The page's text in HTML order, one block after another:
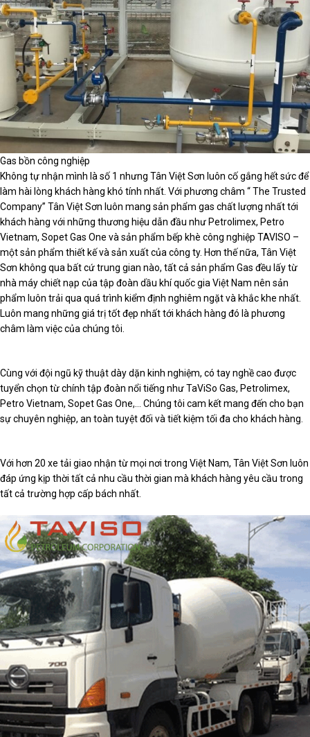
Gas bồn công nghiệp
Không tự nhận mình là số 1 nhưng Tân Việt Sơn luôn cố gắng hết sức để
làm hài lòng khách hàng khó tính nhất. Với phương châm “ The Trusted
Company” Tân Việt Sơn luôn mang sản phẩm gas chất lượng nhất tới
khách hàng với những thương hiệu dẫn đầu như Petrolimex, Petro
Vietnam, Sopet Gas One và sản phẩm bếp khè công nghiệp TAVISO –
một sản phẩm thiết kế và sản xuất của công ty. Hơn thế nữa, Tân Việt
Sơn không qua bất cứ trung gian nào, tất cả sản phẩm Gas đều lấy từ
nhà máy chiết nạp của tập đoàn dầu khí quốc gia Việt Nam nên sản
phẩm luôn trải qua quá trình kiểm định nghiêm ngặt và khắc khe nhất.
Luôn mang những giá trị tốt đẹp nhất tới khách hàng đó là phương
châm làm việc của chúng tôi.
Cùng với đội ngũ kỹ thuật dày dặn kinh nghiệm, có tay nghề cao được
tuyển chọn từ chính tập đoàn nổi tiếng như TaViSo Gas, Petrolimex,
Petro Vietnam, Sopet Gas One,… Chúng tôi cam kết mang đến cho bạn
sự chuyên nghiệp, an toàn tuyệt đối và tiết kiệm tối đa cho khách hàng.
Với hơn 20 xe tải giao nhận từ mọi nơi trong Việt Nam, Tân Việt Sơn luôn
đáp ứng kịp thời tất cả nhu cầu thời gian mà khách hàng yêu cầu trong
tất cả trường hợp cấp bách nhất.